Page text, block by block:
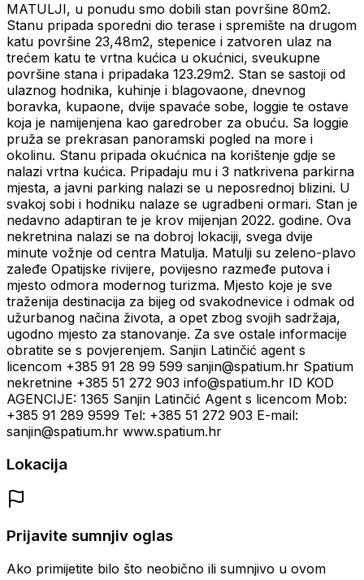
MATULJI, u ponudu smo dobili stan površine 80m2.
Stanu pripada sporedni dio terase i spremište na drugom
katu površine 23,48m2, stepenice i zatvoren ulaz na
trećem katu te vrtna kućica u okućnici, sveukupne
površine stana i pripadaka 123.29m2. Stan se sastoji od
ulaznog hodnika, kuhinje i blagovaone, dnevnog
boravka, kupaone, dvije spavaće sobe, loggie te ostave
koja je namijenjena kao garedrober za obuću. Sa loggie
pruža se prekrasan panoramski pogled na more i
okolinu. Stanu pripada okućnica na korištenje gdje se
nalazi vrtna kućica. Pripadaju mu i 3 natkrivena parkirna
mjesta, a javni parking nalazi se u neposrednoj blizini. U
svakoj sobi i hodniku nalaze se ugradbeni ormari. Stan je
nedavno adaptiran te je krov mijenjan 2022. godine. Ova
nekretnina nalazi se na dobroj lokaciji, svega dvije
minute vožnje od centra Matulja. Matulji su zeleno-plavo
zaleđe Opatijske rivijere, povijesno razmeđe putova i
mjesto odmora modernog turizma. Mjesto koje je sve
traženija destinacija za bijeg od svakodnevice i odmak od
užurbanog načina života, a opet zbog svojih sadržaja,
ugodno mjesto za stanovanje. Za sve ostale informacije
obratite se s povjerenjem. Sanjin Latinčić agent s
licencom +385 91 28 99 599 sanjin@spatium.hr Spatium
nekretnine +385 51 272 903 info@spatium.hr ID KOD
AGENCIJE: 1365 Sanjin Latinčić Agent s licencom Mob:
+385 91 289 9599 Tel: +385 51 272 903 E-mail:
sanjin@spatium.hr www.spatium.hr
Lokacija
Prijavite sumnjiv oglas
Ako primijetite bilo što neobično ili sumnjivo u ovom